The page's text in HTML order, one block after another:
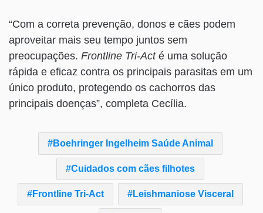
“Com a correta prevenção, donos e cães podem
aproveitar mais seu tempo juntos sem
preocupações. Frontline Tri-Acté uma solução
rápida e eficaz contra os principais parasitas em um
único produto, protegendo os cachorros das
principais doenças”, completa Cecília.
Boehringer Ingelheim Saúde Animal
Cuidados com cães filhotes
Frontline Tri-Act Leishmaniose Visceral